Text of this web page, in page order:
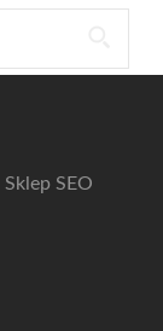
Sklep SEO